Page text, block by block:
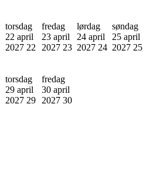
torsdag
22 april
2027 22
fredag
23 april
2027 23
lørdag
24 april
2027 24
søndag
25 april
2027 25
torsdag
29 april
2027 29
fredag
30 april
2027 30